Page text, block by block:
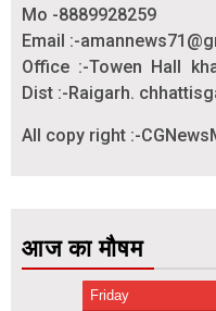
Mo -8889928259
Email :-
Office :-Towen Hall
Dist :-Raigarh.
All copy right :-
आज का मौषम
Friday